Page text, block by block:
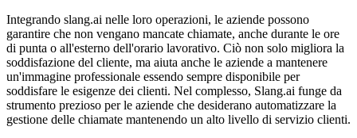
Integrando slang.ai nelle loro operazioni, le aziende possono
garantire che non vengano mancate chiamate, anche durante le ore
di punta o all'esterno dell'orario lavorativo. Ciò non solo migliora la
soddisfazione del cliente, ma aiuta anche le aziende a mantenere
un'immagine professionale essendo sempre disponibile per
soddisfare le esigenze dei clienti. Nel complesso, Slang.ai funge da
strumento prezioso per le aziende che desiderano automatizzare la
gestione delle chiamate mantenendo un alto livello di servizio clienti.